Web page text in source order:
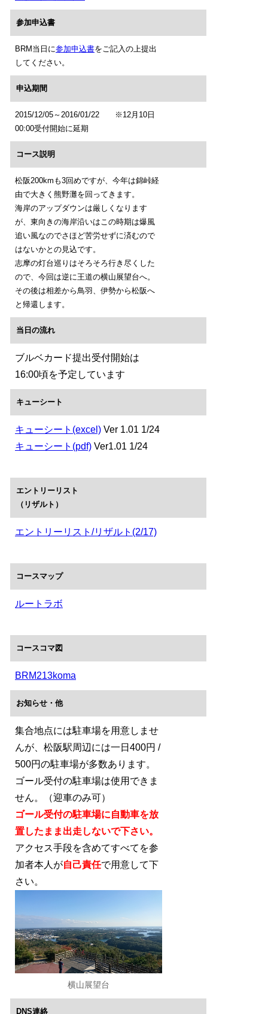
参加申込書
BRM当日に参加申込書をご記入の上提出
してください。
申込期間
2015/12/05～2016/01/22 ※12月10日
00:00受付開始に延期
コース説明
松阪200kmも3回めですが、今年は錦峠経
由で大きく熊野灘を回ってきます。
海岸のアップダウンは厳しくなります
が、東向きの海岸沿いはこの時期は爆風
追い風なのでさほど苦労せずに済むので
はないかとの見込です。
志摩の灯台巡りはそろそろ行き尽くした
ので、今回は逆に王道の横山展望台へ。
その後は相差から鳥羽、伊勢から松阪へ
と帰還します。
当日の流れ
ブルベカード提出受付開始は
16:00頃を予定しています
キューシート
キューシート(excel) Ver 1.01 1/24
キューシート(pdf) Ver1.01 1/24
エントリーリスト
（リザルト）
エントリーリスト/リザルト(2/17)
コースマップ
ルートラボ
コースコマ図
BRM213koma
お知らせ・他
集合地点には駐車場を用意しませ
んが、松阪駅周辺には一日400円 /
500円の駐車場が多数あります。
ゴール受付の駐車場は使用できま
せん。（迎車のみ可）
ゴール受付の駐車場に自動車を放
置したまま出走しないで下さい。
アクセス手段を含めてすべてを参
加者本人が自己責任で用意して下
さい。
横山展望台
DNS連絡